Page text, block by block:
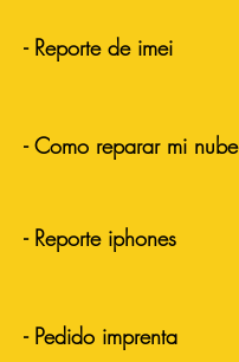
- Reporte de imei
- Como reparar mi nube
- Reporte iphones
- Pedido imprenta